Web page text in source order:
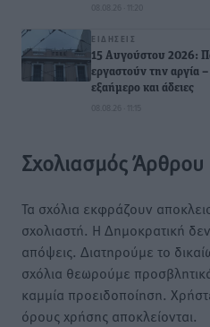
08.08.26 · 11:20
ΕΙΔΉΣΕΙΣ
15 Αυγούστου 2026:
εργαστούν την αργία
εξαήμερο και άδειες
08.08.26 · 11:15
Σχολιασμός Άρθρου
Τα σχόλια εκφράζουν
σχολιαστή. Η Δημοκρατική δεν
απόψεις. Διατηρούμε το
σχόλια θεωρούμε
καμμία προειδοποίηση.
όρους χρήσης αποκλείονται.